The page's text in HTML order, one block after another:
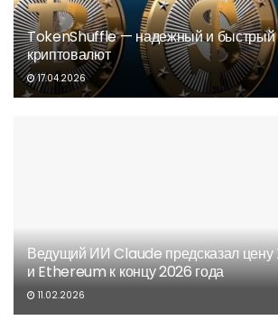
TokenShuffle — надежный и быстрый
криптовалют
17.04.2026
Ведущий ИИ Claude предсказал цену
и Ethereum к концу 2026 года
11.02.2026